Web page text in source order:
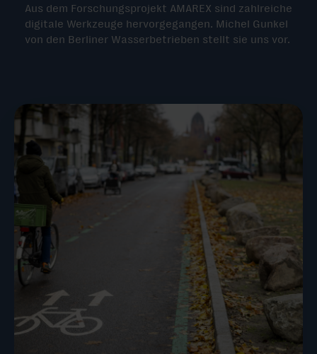
Aus dem Forschungsprojekt AMAREX sind zahlreiche
digitale Werkzeuge hervorgegangen. Michel Gunkel
von den Berliner Wasserbetrieben stellt sie uns vor.